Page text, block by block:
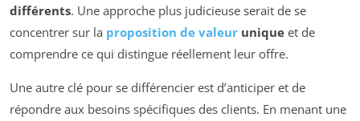
différents. Une approche plus judicieuse serait de se
concentrer sur la proposition de valeur unique et de
comprendre ce qui distingue réellement leur offre.
Une autre clé pour se différencier est d’anticiper et de
répondre aux besoins spécifiques des clients. En menant une